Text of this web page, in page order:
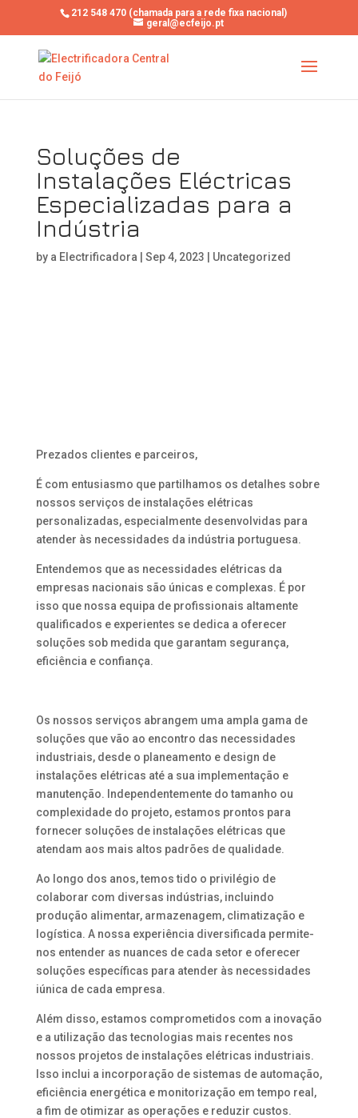
212 548 470 (chamada para a rede fixa nacional)
geral@ecfeijo.pt
Soluções de
Instalações Eléctricas
Especializadas para a
Indústria
by a Electrificadora Sep 4, 2023 Uncategorized
Prezados clientes e parceiros,
É com entusiasmo que partilhamos os detalhes sobre
nossos serviços de instalações elétricas
personalizadas, especialmente desenvolvidas para
atender às necessidades da indústria portuguesa.
Entendemos que as necessidades elétricas da
empresas nacionais são únicas e complexas. É por
isso que nossa equipa de profissionais altamente
qualificados e experientes se dedica a oferecer
soluções sob medida que garantam segurança,
eficiência e confiança.
Os nossos serviços abrangem uma ampla gama de
soluções que vão ao encontro das necessidades
industriais, desde o planeamento e design de
instalações elétricas até a sua implementação e
manutenção. Independentemente do tamanho ou
complexidade do projeto, estamos prontos para
fornecer soluções de instalações elétricas que
atendam aos mais altos padrões de qualidade.
Ao longo dos anos, temos tido o privilégio de
colaborar com diversas indústrias, incluindo
produção alimentar, armazenagem, climatização e
logística. A nossa experiência diversificada permite-
nos entender as nuances de cada setor e oferecer
soluções específicas para atender às necessidades
iúnica de cada empresa.
Além disso, estamos comprometidos com a inovação
e a utilização das tecnologias mais recentes nos
nossos projetos de instalações elétricas industriais.
Isso inclui a incorporação de sistemas de automação,
eficiência energética e monitorização em tempo real,
a fim de otimizar as operações e reduzir custos.